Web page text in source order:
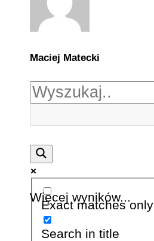
Maciej Matecki
Więcej wyników...
Exact matches only
Search in title